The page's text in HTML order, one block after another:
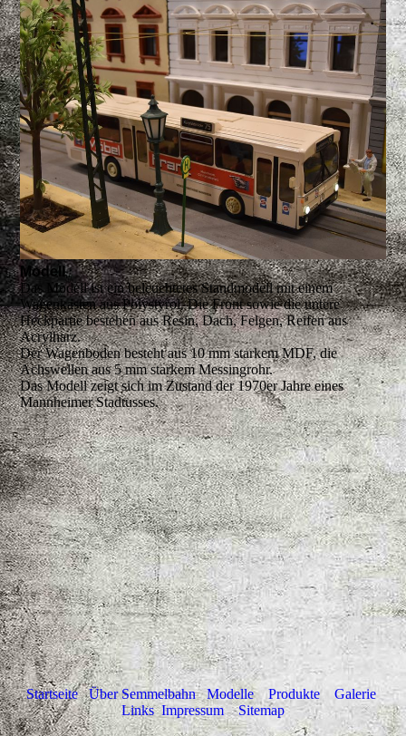
Modell
Das Modell ist ein beleuchtetes Standmodell mit einem
Wagenkasten aus Polystyrol. Die Front sowie die untere
Heckpartie bestehen aus Resin, Dach, Felgen, Reifen aus
Acrylharz.
Der Wagenboden besteht aus 10 mm starkem MDF, die
Achswellen aus 5 mm starkem Messingrohr.
Das Modell zeigt sich im Zustand der 1970er Jahre eines
Mannheimer Stadtusses.
Startseite ÜberSemmelbahn Modelle Produkte
Galerie
Links Impressum Sitemap